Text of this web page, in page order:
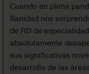
Cuando en plena
Sanidad nos
de RD de
absolutamente
sus significativas
desarrollo de las